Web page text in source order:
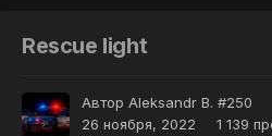
Rescue light
Автор Aleksandr B. #250
26 ноября, 2022
1 139